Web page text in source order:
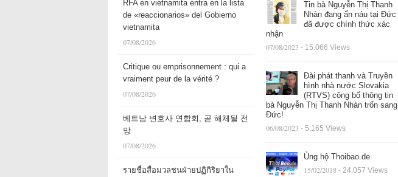
RFA en vietnamita entra en la lista
de «reaccionarios» del Gobierno
vietnamita
07/08/2026
Critique ou emprisonnement : qui a
vraiment peur de la vérité ?
07/08/2026
베트남 변호사 연합회, 곧 해체될 전
망
07/08/2026
รายชื่อสื่อมวลชนฝ่ายปฏิกิริยาใน
Tin bà Nguyễn Thị Thanh
Nhàn đang ẩn náu tại Đức
đã được chính thức xác
nhận
07/08/2023 - 15.066 Views
Đài phát thanh và Truyền
hình nhà nước Slovakia
(RTVS) công bố thông tin
bà Nguyễn Thị Thanh Nhàn trốn sang
Đức!
06/08/2023 - 5.165 Views
Ủng hộ Thoibao.de
15/02/2018 - 24.057 Views